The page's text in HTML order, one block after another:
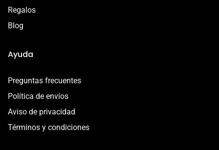
Regalos
Blog
Ayuda
Preguntas frecuentes
Política de envíos
Aviso de privacidad
Términos y condiciones